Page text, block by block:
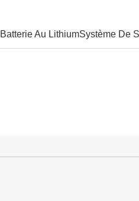
Batterie Au LithiumSystème De